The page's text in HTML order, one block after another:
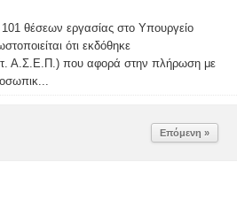
θέσεων εργασίας στο Υπουργείο
ότι εκδόθηκε
Α.Σ.Ε.Π.) που αφορά στην πλήρωση με
Επόμενη »